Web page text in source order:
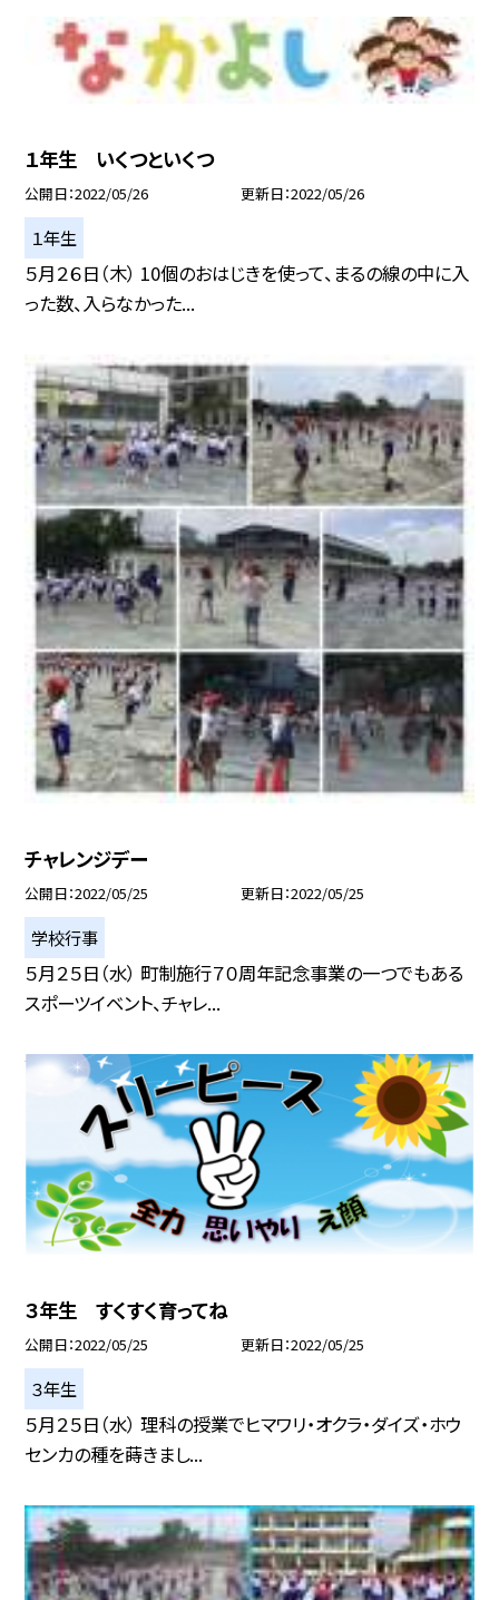
１年生 いくつといくつ
公開日 2022/05/26 更新日 2022/05/26
１年生
５月２６日（木） 10個のおはじきを使って、まるの線の中に入
った数、入らなかった...
チャレンジデー
公開日 2022/05/25 更新日 2022/05/25
学校行事
５月２５日（水） 町制施行７０周年記念事業の一つでもある
スポーツイベント、チャレ...
３年生 すくすく育ってね
公開日 2022/05/25 更新日 2022/05/25
３年生
５月２５日（水） 理科の授業でヒマワリ・オクラ・ダイズ・ホウ
センカの種を蒔きまし...